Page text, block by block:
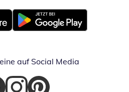
Fenster
Öffnet in neuem Fenster
auf Social Media